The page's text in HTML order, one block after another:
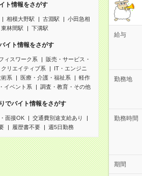
ト情報をさがす
相模大野駅 古淵駅
小田急相
東林間駅 下溝駅
イト情報をさがす
ィスワーク系
販売・サービス・
クリエイティブ系
IT・エンジニ
術系 医療・介護・福祉系
軽作
イベント系
調査・教育・その他
でバイト情報をさがす
面接OK
交通費別途支給あり
履歴書不要 週5日勤務
給与
勤務地
勤務時間
期間